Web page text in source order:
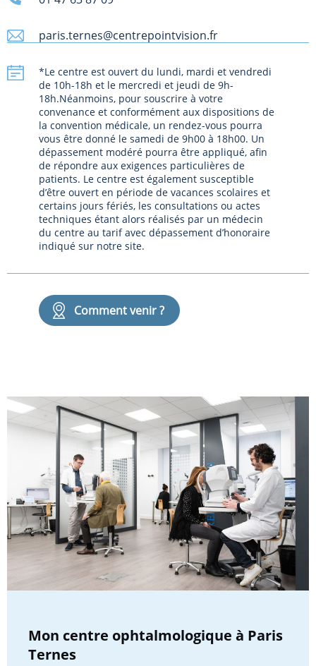
paris.ternes@centrepointvision.fr
*Le centre est ouvert du lundi, mardi et vendredi
de 10h-18h et le mercredi et jeudi de 9h-
18h.Néanmoins, pour souscrire à votre
convenance et conformément aux dispositions de
la convention médicale, un rendez-vous pourra
vous être donné le samedi de 9h00 à 18h00. Un
dépassement modéré pourra être appliqué, afin
de répondre aux exigences particulières de
patients. Le centre est également susceptible
d’être ouvert en période de vacances scolaires et
certains jours fériés, les consultations ou actes
techniques étant alors réalisés par un médecin
du centre au tarif avec dépassement d’honoraire
indiqué sur notre site.
Comment venir ?
Mon centre ophtalmologique à Paris
Ternes